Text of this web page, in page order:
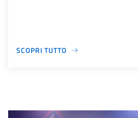
SCOPRI TUTTO